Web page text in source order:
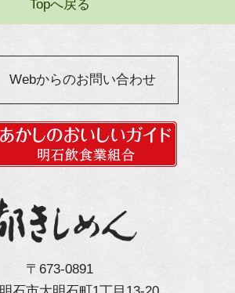
Topへ戻る
Webからのお問い合わせ
〒673-0891